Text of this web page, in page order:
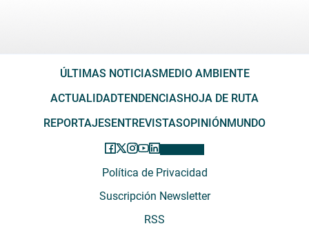
ÚLTIMAS NOTICIASMEDIO AMBIENTE
ACTUALIDADTENDENCIASHOJA DE RUTA
REPORTAJESENTREVISTASOPINIÓNMUNDO
Política de Privacidad
Suscripción Newsletter
RSS